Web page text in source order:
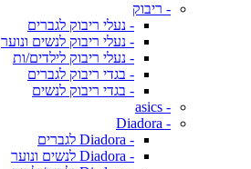
- ריבוק
- נעלי ריבוק לגברים
- נעלי ריבוק לנשים ונוער
- נעלי ריבוק לילדים/ות
- בגדי ריבוק לגברים
- בגדי ריבוק לנשים
- asics
- Diadora
- Diadora לגברים
- Diadora לנשים ונוער